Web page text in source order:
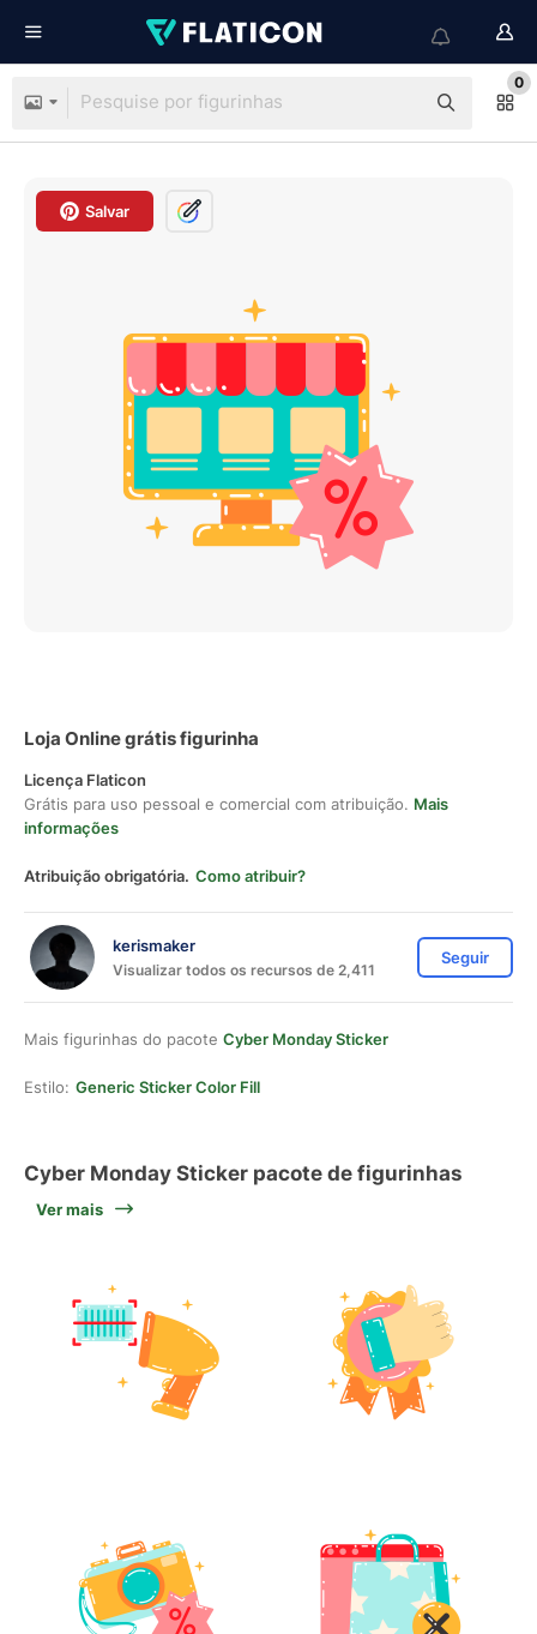
0
Salvar
Loja Online grátis figurinha
Licença Flaticon
Grátis para uso pessoal e comercial com atribuição. Mais
informações
Atribuição obrigatória. Como atribuir?
kerismaker
Visualizar todos os recursos de 2,411
Seguir
Mais figurinhas do pacote Cyber Monday Sticker
Estilo: Generic Sticker Color Fill
Cyber Monday Sticker pacote de figurinhas
Ver mais